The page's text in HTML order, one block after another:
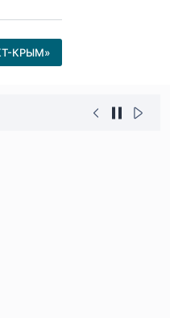
КРЫМ»